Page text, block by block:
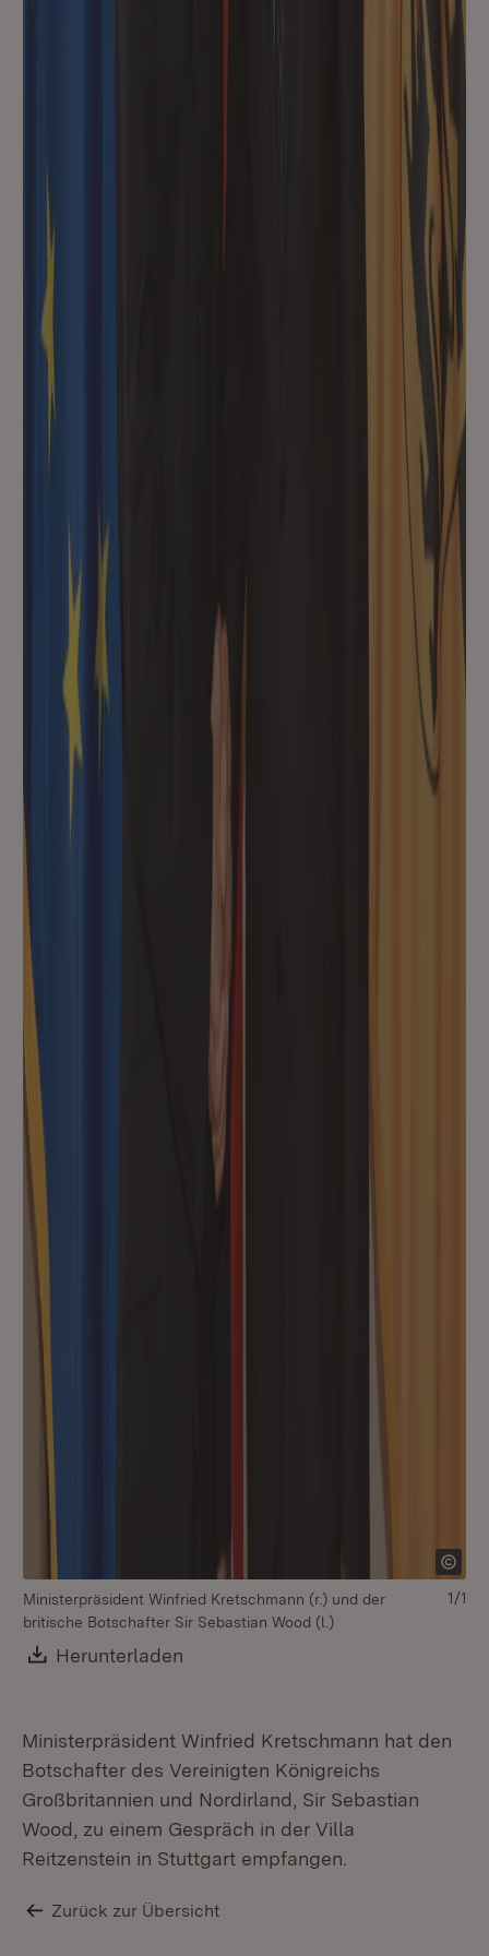
Ministerpräsident Winfried Kretschmann (r.) und der
britische Botschafter Sir Sebastian Wood (l.)
Download:
Herunterladen
1/1
Ministerpräsident Winfried Kretschmann hat den
Botschafter des Vereinigten Königreichs
Großbritannien und Nordirland, Sir Sebastian
Wood, zu einem Gespräch in der Villa
Reitzenstein in Stuttgart empfangen.
Zurück zur Übersicht